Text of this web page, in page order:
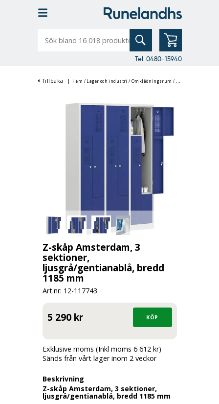
bland
Tel. 0480-15940
Tillbaka | Hem / Lager och industri / Omklädningsrum /
Z-skåp Amsterdam, 3
sektioner,
ljusgrå/gentianablå, bredd
1185 mm
Art.nr: 12-117743
5 290 kr
Exklusive moms (Inkl moms 6 612 kr)
Sänds från vårt lager inom 2 veckor
Beskrivning
Z-skåp Amsterdam, 3 sektioner,
ljusgrå/gentianablå, bredd 1185 mm